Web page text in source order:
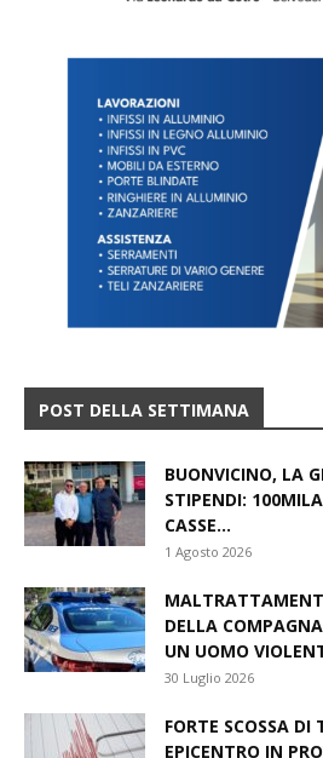
POST DELLA SETTIMANA
BUONVICINO, LA
STIPENDI:
CASSE...
1 Agosto 2026
DELLA
UN UOMO
30 Luglio 2026
FORTE SCOSSA DI
EPICENTRO IN